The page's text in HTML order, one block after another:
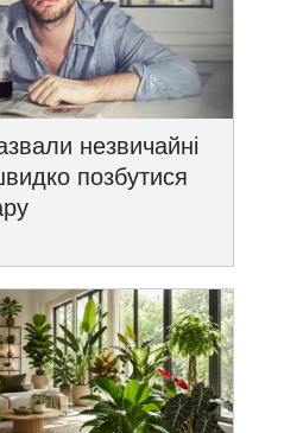
незвичайні
позбутися